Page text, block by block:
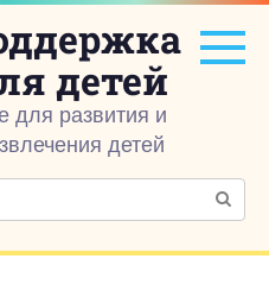
детей
для развития и
детей